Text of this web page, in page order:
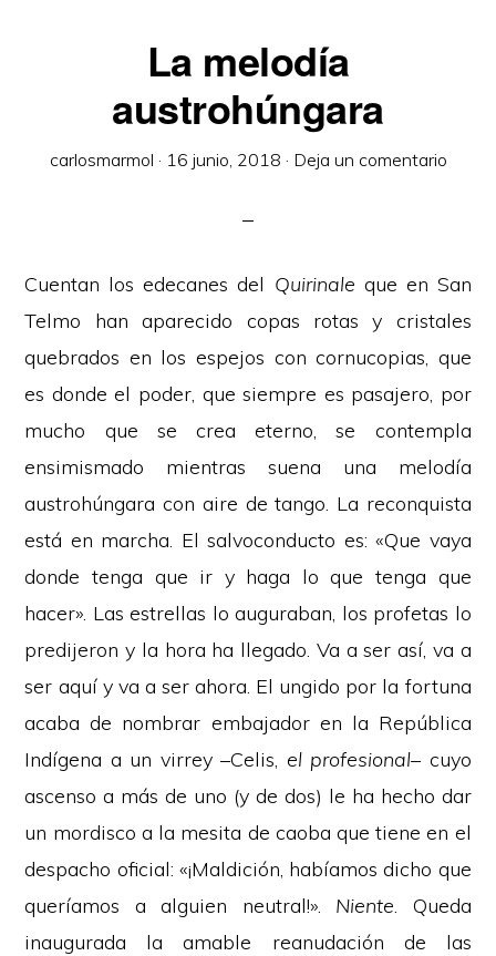
La melodía
austrohúngara
carlosmarmol · 16 junio, 2018 · Deja un comentario
Cuentan los edecanes del Quirinale que en San
Telmo han aparecido copas rotas y cristales
quebrados en los espejos con cornucopias, que
es donde el poder, que siempre es pasajero, por
mucho que se crea eterno, se contempla
ensimismado mientras suena una melodía
austrohúngara con aire de tango. La reconquista
está en marcha. El salvoconducto es: «Que vaya
donde tenga que ir y haga lo que tenga que
hacer». Las estrellas lo auguraban, los profetas lo
predijeron y la hora ha llegado. Va a ser así, va a
ser aquí y va a ser ahora. El ungido por la fortuna
acaba de nombrar embajador en la República
Indígena a un virrey –Celis, el profesional–cuyo
ascenso a más de uno (y de dos) le ha hecho dar
un mordisco a la mesita de caoba que tiene en el
despacho oficial: «¡Maldición, habíamos dicho que
queríamos a alguien neutral!». Niente. Queda
inaugurada la amable reanudación de las